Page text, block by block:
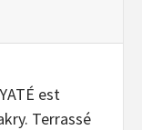
est
Terrassé